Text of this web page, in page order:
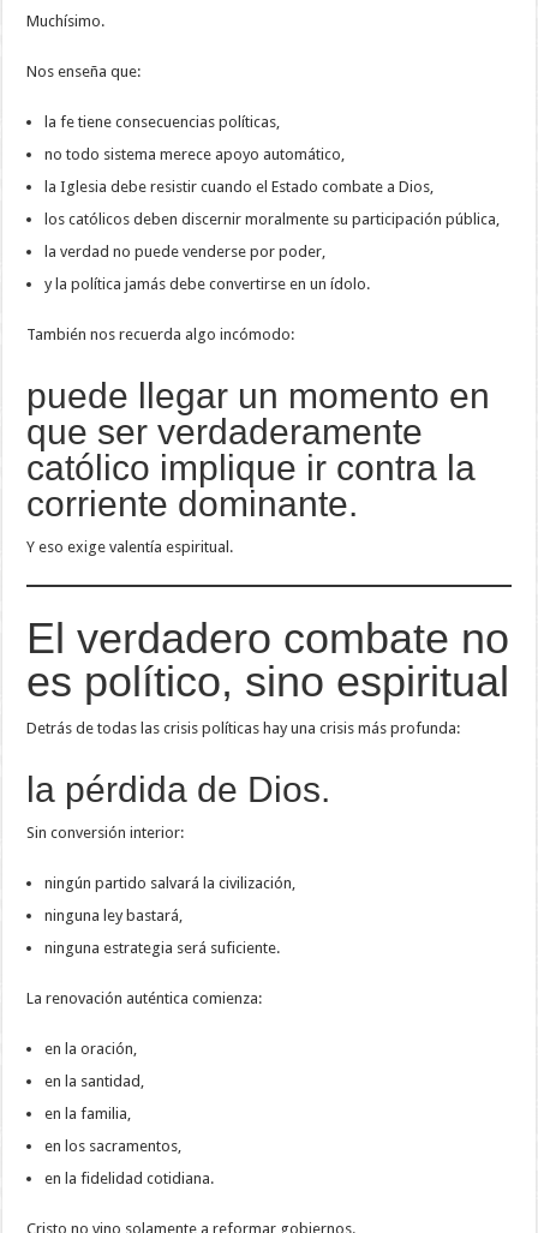
Muchísimo.
Nos enseña que:
la fe tiene consecuencias políticas,
no todo sistema merece apoyo automático,
la Iglesia debe resistir cuando el Estado combate a Dios,
los católicos deben discernir moralmente su participación pública,
la verdad no puede venderse por poder,
y la política jamás debe convertirse en un ídolo.
También nos recuerda algo incómodo:
puede llegar un momento en
que ser verdaderamente
católico implique ir contra la
corriente dominante.
Y eso exige valentía espiritual.
El verdadero combate no
es político, sino espiritual
Detrás de todas las crisis políticas hay una crisis más profunda:
la pérdida de Dios.
Sin conversión interior:
ningún partido salvará la civilización,
ninguna ley bastará,
ninguna estrategia será suficiente.
La renovación auténtica comienza:
en la oración,
en la santidad,
en la familia,
en los sacramentos,
en la fidelidad cotidiana.
Cristo no vino solamente a reformar gobiernos.